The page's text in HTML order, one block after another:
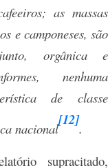
as massas
e camponeses, são
orgânica e
nenhuma
de classe
nacional
[12]
.
supracitado,